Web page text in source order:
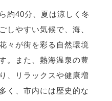
約40分、夏は涼しく冬
しやすい気候で、海、
々が街を彩る自然環境
。また、熱海温泉の豊
、リラックスや健康増
く、市内には歴史的な